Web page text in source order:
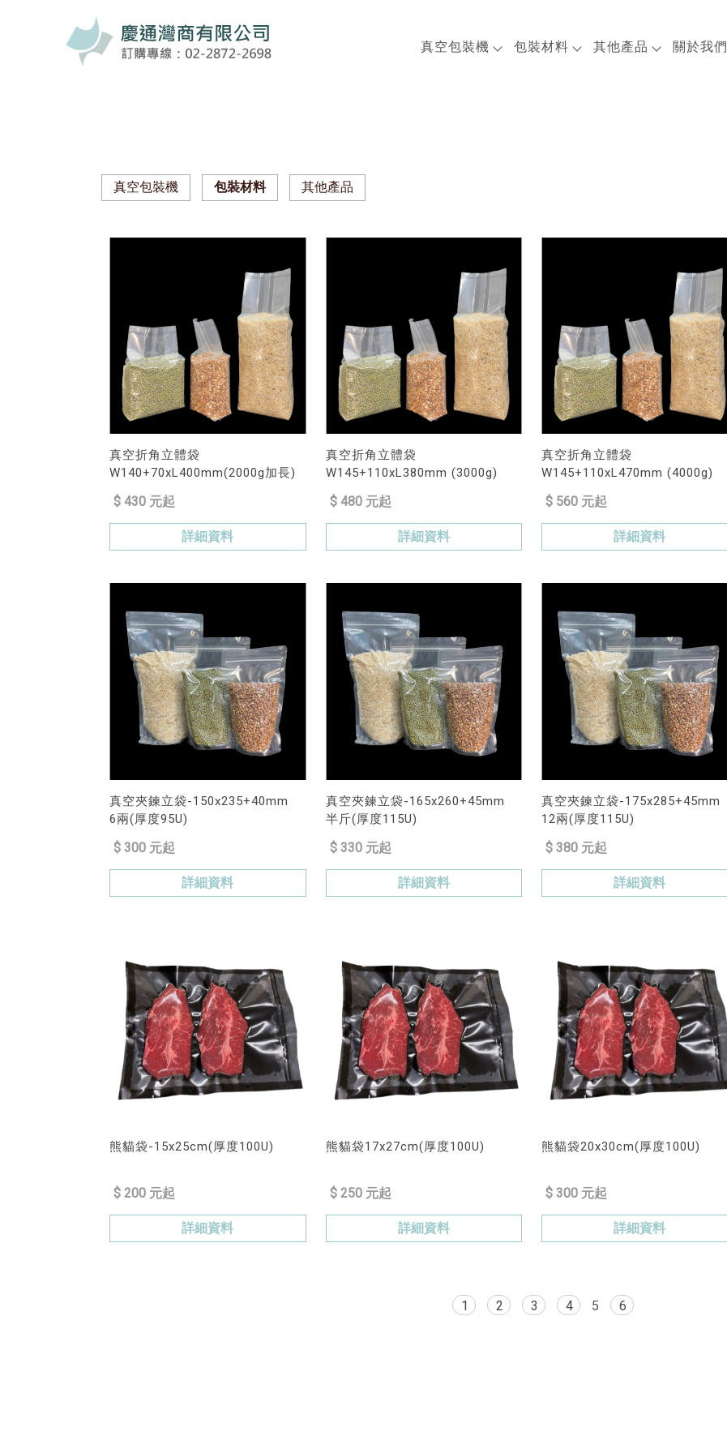
真空包裝機 包裝材料 其他產品 關於我們
真空包裝機 包裝材料 其他產品
真空折角立體袋
W140+70xL400mm(2000g加長)
$ 430 元起
詳細資料
真空折角立體袋
W145+110xL380mm (3000g)
$ 480 元起
詳細資料
真空折角立體袋
W145+110xL470mm (4000g)
$ 560 元起
詳細資料
真空夾鍊立袋-150x235+40mm
6兩(厚度95U)
$ 300 元起
詳細資料
真空夾鍊立袋-165x260+45mm
半斤(厚度115U)
$ 330 元起
詳細資料
真空夾鍊立袋-175x285+45mm
12兩(厚度115U)
$ 380 元起
詳細資料
熊貓袋-15x25cm(厚度100U)
$ 200 元起
詳細資料
熊貓袋17x27cm(厚度100U)
$ 250 元起
詳細資料
熊貓袋20x30cm(厚度100U)
$ 300 元起
詳細資料
1 2 3 4 5 6